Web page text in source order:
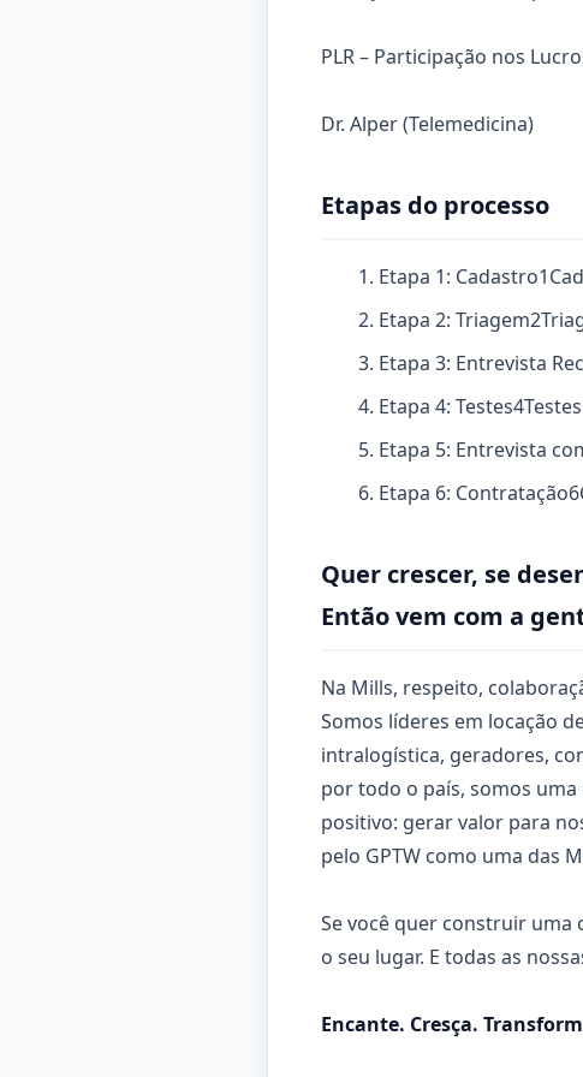
PLR – Participação nos
Dr. Alper (Telemedicina)
Etapas do processo
Etapa 1: Cadastro1
Etapa 2: Triagem2
Etapa 3: Entrevista
Etapa 4: Testes4Testes
Etapa 5: Entrevista
Etapa 6: Contratação6
Quer crescer, se
Então vem com a
Na Mills, respeito,
Somos líderes em locação
intralogística, geradores,
por todo o país, somos
positivo: gerar valor para
pelo GPTW como uma das
Se você quer construir
o seu lugar. E todas as
Encante. Cresça.